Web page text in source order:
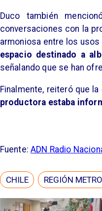
Duco también
conversaciones con la
armoniosa entre los
espacio destinado a
señalando que se han
Finalmente, reiteró que
productora estaba
Fuente:ADN Radio
CHILE REGIÓN